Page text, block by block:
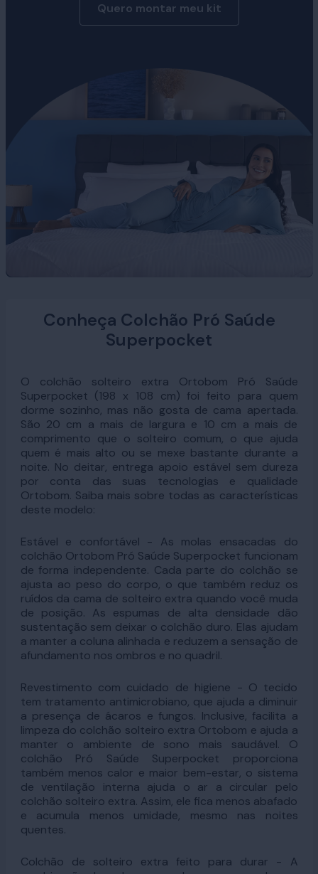
Quero montar meu kit
Conheça Colchão Pró Saúde
Superpocket
O colchão solteiro extra Ortobom Pró Saúde
Superpocket (198 x 108 cm) foi feito para quem
dorme sozinho, mas não gosta de cama apertada.
São 20 cm a mais de largura e 10 cm a mais de
comprimento que o solteiro comum, o que ajuda
quem é mais alto ou se mexe bastante durante a
noite. No deitar, entrega apoio estável sem dureza
por conta das suas tecnologias e qualidade
Ortobom. Saiba mais sobre todas as características
deste modelo:
Estável e confortável - As molas ensacadas do
colchão Ortobom Pró Saúde Superpocket funcionam
de forma independente. Cada parte do colchão se
ajusta ao peso do corpo, o que também reduz os
ruídos da cama de solteiro extra quando você muda
de posição. As espumas de alta densidade dão
sustentação sem deixar o colchão duro. Elas ajudam
a manter a coluna alinhada e reduzem a sensação de
afundamento nos ombros e no quadril.
Revestimento com cuidado de higiene - O tecido
tem tratamento antimicrobiano, que ajuda a diminuir
a presença de ácaros e fungos. Inclusive, facilita a
limpeza do colchão solteiro extra Ortobom e ajuda a
manter o ambiente de sono mais saudável. O
colchão Pró Saúde Superpocket proporciona
também menos calor e maior bem-estar, o sistema
de ventilação interna ajuda o ar a circular pelo
colchão solteiro extra. Assim, ele fica menos abafado
e acumula menos umidade, mesmo nas noites
quentes.
Colchão de solteiro extra feito para durar - A